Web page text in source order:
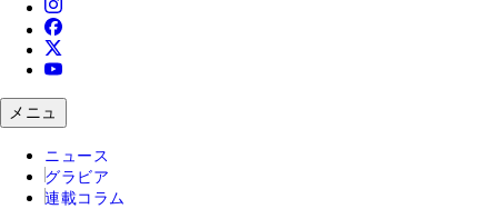
メニュ
ニュース
グラビア
連載コラム